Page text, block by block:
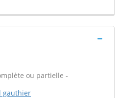
ou partielle -
gauthier